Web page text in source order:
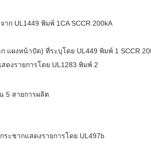
ก UL1449 พิมพ์ 1CA SCCR 200kA
แผงหน้าปัด) ที่ระบุโดย UL449 พิมพ์ 1 SCCR
ดงรายการโดย UL1283 พิมพ์ 2
5 สายการผลิต
ะชากแสดงรายการโดย UL497b